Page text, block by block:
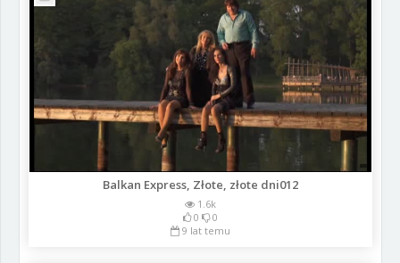
Balkan Express, Złote, złote dni012
1.6k
0
0
9 lat temu